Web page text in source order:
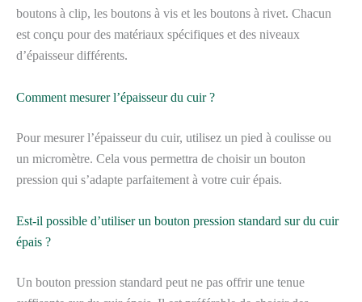
boutons à clip, les boutons à vis et les boutons à rivet. Chacun
est conçu pour des matériaux spécifiques et des niveaux
d’épaisseur différents.
Comment mesurer l’épaisseur du cuir ?
Pour mesurer l’épaisseur du cuir, utilisez un pied à coulisse ou
un micromètre. Cela vous permettra de choisir un bouton
pression qui s’adapte parfaitement à votre cuir épais.
Est-il possible d’utiliser un bouton pression standard sur du cuir
épais ?
Un bouton pression standard peut ne pas offrir une tenue